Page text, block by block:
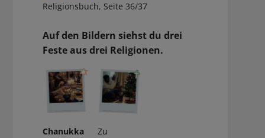
Religionsbuch, Seite 36/37
Auf den Bildern siehst du drei
Feste aus drei Religionen.
Chanukka
Zu